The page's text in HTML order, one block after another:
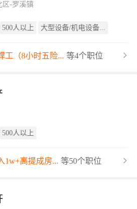
区-罗溪镇
500人以上 大型设备/机电设备...
工（8小时五险... 等4个职位
500人以上
1w+高提成房... 等50个职位